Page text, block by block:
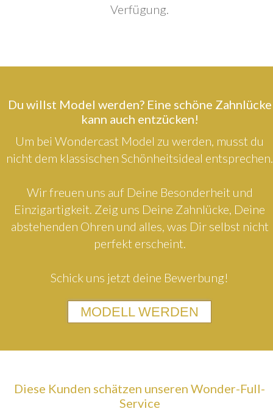
Verfügung.
Du willst Model werden? Eine schöne Zahnlücke
kann auch entzücken!
Um bei Wondercast Model zu werden, musst du
nicht dem klassischen Schönheitsideal entsprechen.
Wir freuen uns auf Deine Besonderheit und
Einzigartigkeit. Zeig uns Deine Zahnlücke, Deine
abstehenden Ohren und alles, was Dir selbst nicht
perfekt erscheint.
Schick uns jetzt deine Bewerbung!
MODELL WERDEN
Diese Kunden schätzen unseren Wonder-Full-
Service